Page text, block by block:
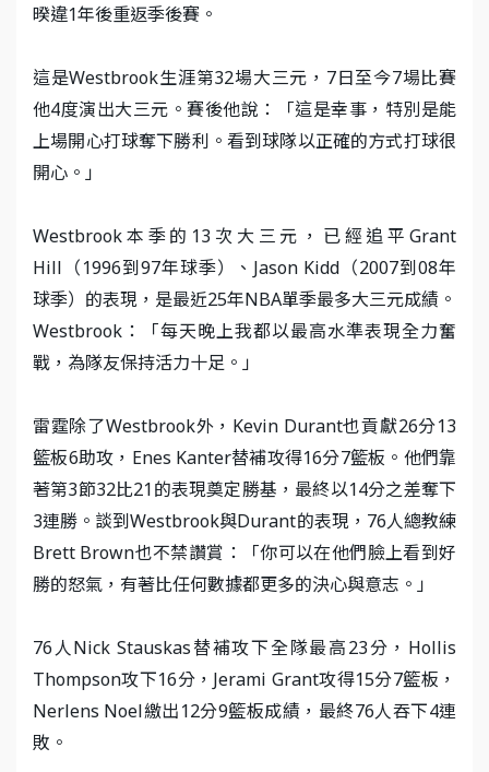
暌違1年後重返季後賽。
這是Westbrook生涯第32場大三元，7日至今7場比賽
他4度演出大三元。賽後他說：「這是幸事，特別是能
上場開心打球奪下勝利。看到球隊以正確的方式打球很
開心。」
Westbrook本季的13次大三元，已經追平Grant
Hill（1996到97年球季）、Jason Kidd（2007到08年
球季）的表現，是最近25年NBA單季最多大三元成績。
Westbrook：「每天晚上我都以最高水準表現全力奮
戰，為隊友保持活力十足。」
雷霆除了Westbrook外，Kevin Durant也貢獻26分13
籃板6助攻，Enes Kanter替補攻得16分7籃板。他們靠
著第3節32比21的表現奠定勝基，最終以14分之差奪下
3連勝。談到Westbrook與Durant的表現，76人總教練
Brett Brown也不禁讚賞：「你可以在他們臉上看到好
勝的怒氣，有著比任何數據都更多的決心與意志。」
76人Nick Stauskas替補攻下全隊最高23分，Hollis
Thompson攻下16分，Jerami Grant攻得15分7籃板，
Nerlens Noel繳出12分9籃板成績，最終76人吞下4連
敗。